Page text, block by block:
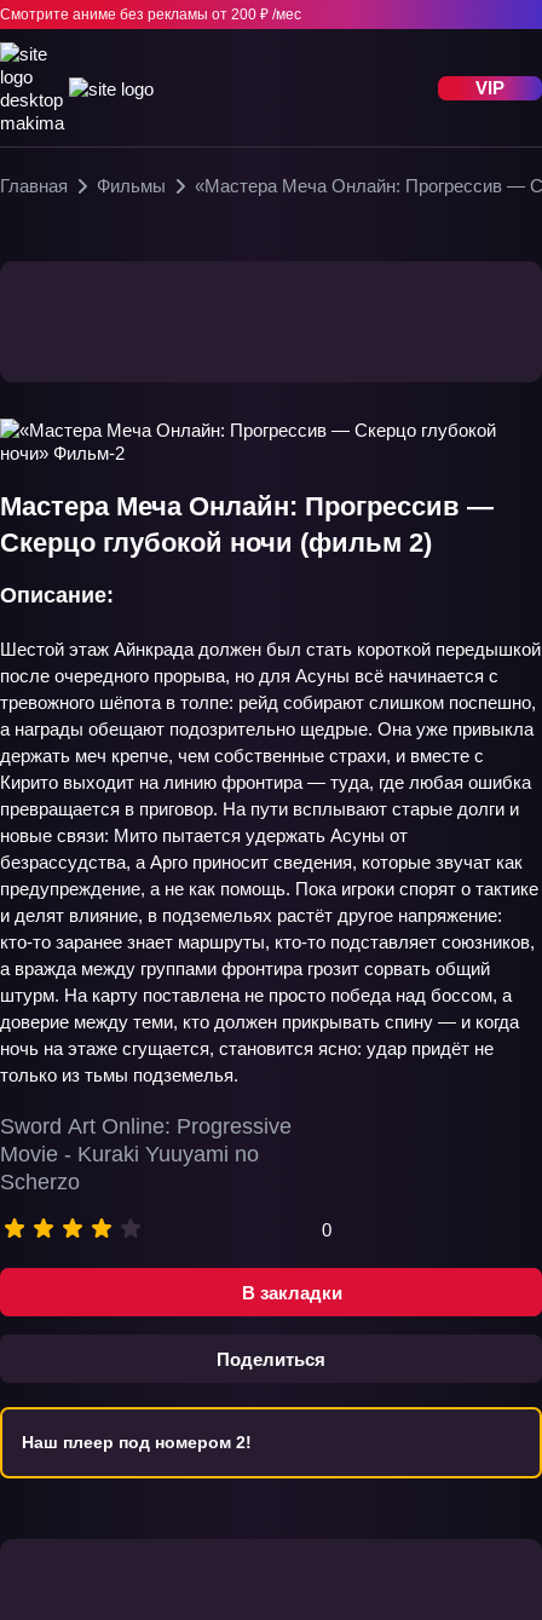
Смотрите аниме без рекламы от 200 ₽ /мес
VIP
Главная Фильмы «Мастера Меча Онлайн: Прогрессив —
В закладки
Поделиться
Мастера Меча Онлайн: Прогрессив —
Скерцо глубокой ночи (фильм 2)
Sword Art Online: Progressive
Movie - Kuraki Yuuyami no
Scherzo
0
Описание:
Шестой этаж Айнкрада должен был стать короткой передышкой
после очередного прорыва, но для Асуны всё начинается с
тревожного шёпота в толпе: рейд собирают слишком поспешно,
а награды обещают подозрительно щедрые. Она уже привыкла
держать меч крепче, чем собственные страхи, и вместе с
Кирито выходит на линию фронтира — туда, где любая ошибка
превращается в приговор. На пути всплывают старые долги и
новые связи: Мито пытается удержать Асуны от
безрассудства, а Арго приносит сведения, которые звучат как
предупреждение, а не как помощь. Пока игроки спорят о тактике
и делят влияние, в подземельях растёт другое напряжение:
кто‑то заранее знает маршруты, кто‑то подставляет союзников,
а вражда между группами фронтира грозит сорвать общий
штурм. На карту поставлена не просто победа над боссом, а
доверие между теми, кто должен прикрывать спину — и когда
ночь на этаже сгущается, становится ясно: удар придёт не
только из тьмы подземелья.
Наш плеер под номером 2!